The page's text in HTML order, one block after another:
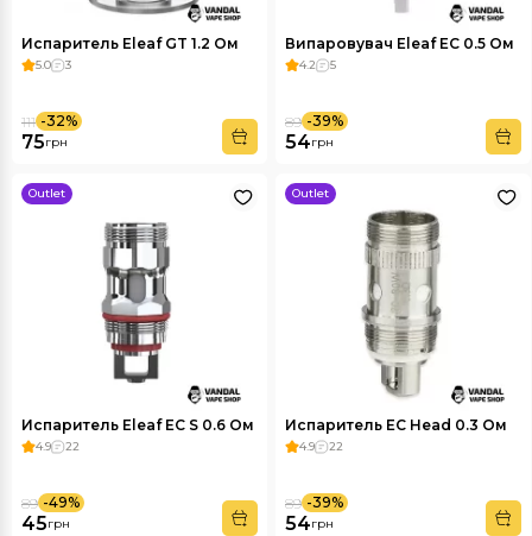
Испаритель Eleaf GT 1.2 Ом
5.0 3
75грн
111 -32%
Випаровувач Eleaf EC 0.5 Ом
4.2 5
54грн
89 -39%
Outlet
Испаритель Eleaf EC S 0.6 Ом
4.9 22
45грн
89 -49%
Outlet
Испаритель EC Head 0.3 Ом
4.9 22
54грн
89 -39%